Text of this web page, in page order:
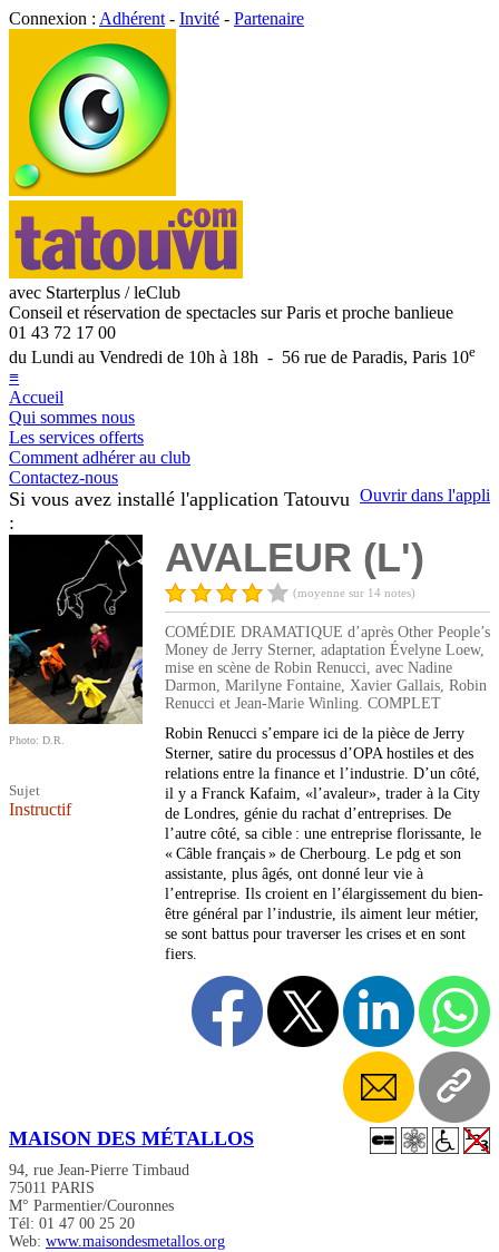
Connexion : Adhérent - Invité - Partenaire
avec Starterplus / leClub
Conseil et réservation de spectacles sur Paris et proche banlieue
01 43 72 17 00
du Lundi au Vendredi de 10h à 18h - 56 rue de Paradis, Paris 10e
≡
Accueil
Qui sommes nous
Les services offerts
Comment adhérer au club
Contactez-nous
Ouvrir dans l'appli
Si vous avez installé l'application Tatouvu
:
Photo: D.R.
Sujet
Instructif
AVALEUR (L')
(moyenne sur 14 notes)
COMÉDIE DRAMATIQUE d’après Other People’s
Money de Jerry Sterner, adaptation Évelyne Loew,
mise en scène de Robin Renucci, avec Nadine
Darmon, Marilyne Fontaine, Xavier Gallais, Robin
Renucci et Jean-Marie Winling. COMPLET
Robin Renucci s’empare ici de la pièce de Jerry
Sterner, satire du processus d’OPA hostiles et des
relations entre la finance et l’industrie. D’un côté,
il y a Franck Kafaim, «l’avaleur», trader à la City
de Londres, génie du rachat d’entreprises. De
l’autre côté, sa cible : une entreprise florissante, le
« Câble français » de Cherbourg. Le pdg et son
assistante, plus âgés, ont donné leur vie à
l’entreprise. Ils croient en l’élargissement du bien-
être général par l’industrie, ils aiment leur métier,
se sont battus pour traverser les crises et en sont
fiers.
MAISON DES MÉTALLOS
94, rue Jean-Pierre Timbaud
75011 PARIS
M° Parmentier/Couronnes
Tél: 01 47 00 25 20
Web: www.maisondesmetallos.org